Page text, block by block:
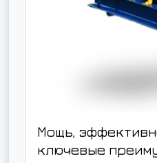
Мощь,
ключевые